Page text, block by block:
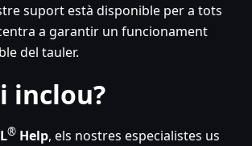
suport està disponible per a tots
a garantir un funcionament
del tauler.
inclou?
® Help, els nostres especialistes us